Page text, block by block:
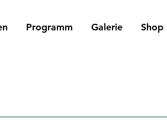
Programm Galerie Shop